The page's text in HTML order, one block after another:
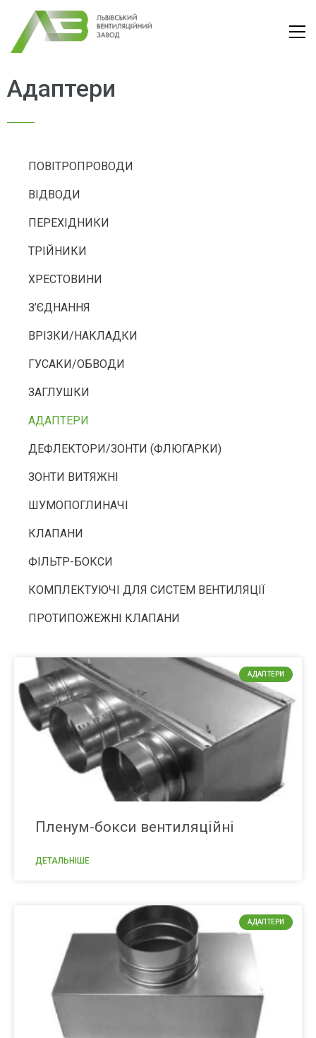
Адаптери
ПОВІТРОПРОВОДИ
ВІДВОДИ
ПЕРЕХІДНИКИ
ТРІЙНИКИ
ХРЕСТОВИНИ
З’ЄДНАННЯ
ВРІЗКИ/НАКЛАДКИ
ГУСАКИ/ОБВОДИ
ЗАГЛУШКИ
АДАПТЕРИ
ДЕФЛЕКТОРИ/ЗОНТИ (ФЛЮГАРКИ)
ЗОНТИ ВИТЯЖНІ
ШУМОПОГЛИНАЧІ
КЛАПАНИ
ФІЛЬТР-БОКСИ
КОМПЛЕКТУЮЧІ ДЛЯ СИСТЕМ ВЕНТИЛЯЦІЇ
ПРОТИПОЖЕЖНІ КЛАПАНИ
АДАПТЕРИ
Пленум-бокси вентиляційні
ДЕТАЛЬНІШЕ
АДАПТЕРИ